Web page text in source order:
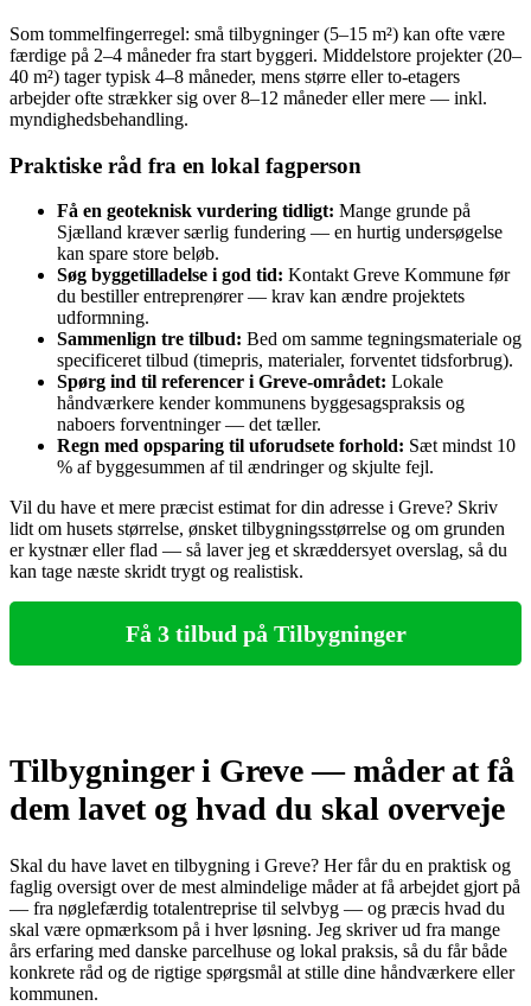
Som tommelfingerregel: små tilbygninger (5–15 m²) kan ofte være
færdige på 2–4 måneder fra start byggeri. Middelstore projekter (20–
40 m²) tager typisk 4–8 måneder, mens større eller to‑etagers
arbejder ofte strækker sig over 8–12 måneder eller mere — inkl.
myndighedsbehandling.
Praktiske råd fra en lokal fagperson
Få en geoteknisk vurdering tidligt: Mange grunde på
Sjælland kræver særlig fundering — en hurtig undersøgelse
kan spare store beløb.
Søg byggetilladelse i god tid: Kontakt Greve Kommune før
du bestiller entreprenører — krav kan ændre projektets
udformning.
Sammenlign tre tilbud: Bed om samme tegningsmateriale og
specificeret tilbud (timepris, materialer, forventet tidsforbrug).
Spørg ind til referencer i Greve‑området: Lokale
håndværkere kender kommunens byggesagspraksis og
naboers forventninger — det tæller.
Regn med opsparing til uforudsete forhold: Sæt mindst 10
% af byggesummen af til ændringer og skjulte fejl.
Vil du have et mere præcist estimat for din adresse i Greve? Skriv
lidt om husets størrelse, ønsket tilbygningsstørrelse og om grunden
er kystnær eller flad — så laver jeg et skræddersyet overslag, så du
kan tage næste skridt trygt og realistisk.
Få 3 tilbud på Tilbygninger
Tilbygninger i Greve — måder at få
dem lavet og hvad du skal overveje
Skal du have lavet en tilbygning i Greve? Her får du en praktisk og
faglig oversigt over de mest almindelige måder at få arbejdet gjort på
— fra nøglefærdig totalentreprise til selvbyg — og præcis hvad du
skal være opmærksom på i hver løsning. Jeg skriver ud fra mange
års erfaring med danske parcelhuse og lokal praksis, så du får både
konkrete råd og de rigtige spørgsmål at stille dine håndværkere eller
kommunen.